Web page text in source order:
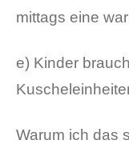
mittags eine
e) Kinder
Warum ich das